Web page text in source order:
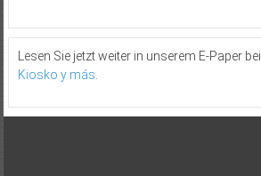
Lesen Sie jetzt weiter in unserem E-Paper bei
Kiosko y más.